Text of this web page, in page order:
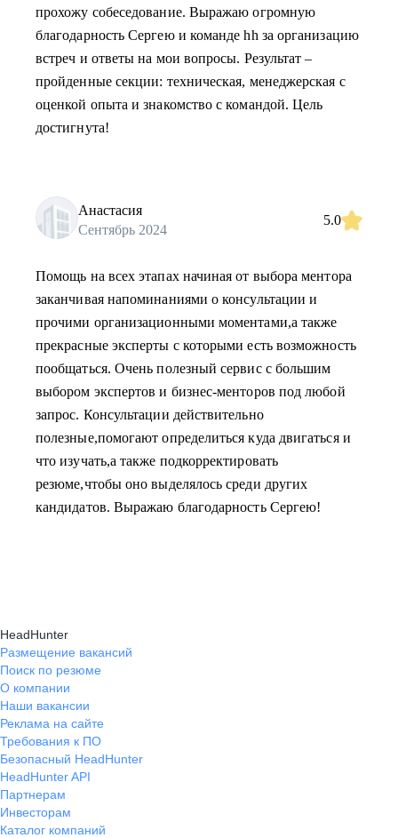
прохожу собеседование. Выражаю огромную
благодарность Сергею и команде hh за организацию
встреч и ответы на мои вопросы. Результат –
пройденные секции: техническая, менеджерская с
оценкой опыта и знакомство с командой. Цель
достигнута!
Анастасия
Сентябрь 2024
5.0
Помощь на всех этапах начиная от выбора ментора
заканчивая напоминаниями о консультации и
прочими организационными моментами,а также
прекрасные эксперты с которыми есть возможность
пообщаться. Очень полезный сервис с большим
выбором экспертов и бизнес-менторов под любой
запрос. Консультации действительно
полезные,помогают определиться куда двигаться и
что изучать,а также подкорректировать
резюме,чтобы оно выделялось среди других
кандидатов. Выражаю благодарность Сергею!
HeadHunter
Размещение вакансий
Поиск по резюме
О компании
Наши вакансии
Реклама на сайте
Требования к ПО
Безопасный HeadHunter
HeadHunter API
Партнерам
Инвесторам
Каталог компаний